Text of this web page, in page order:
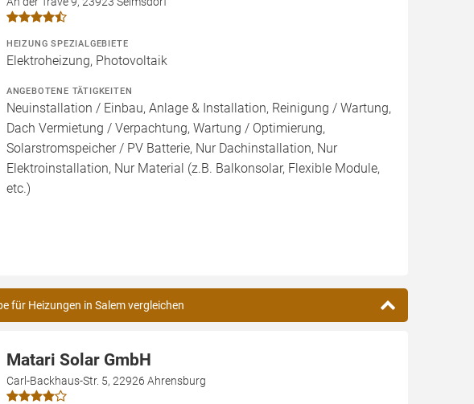
HEIZUNG SPEZIALGEBIETE
Elektroheizung, Photovoltaik
ANGEBOTENE TÄTIGKEITEN
Neuinstallation / Einbau, Anlage & Installation, Reinigung / Wartung,
Dach Vermietung / Verpachtung, Wartung / Optimierung,
Solarstromspeicher / PV Batterie, Nur Dachinstallation, Nur
Elektroinstallation, Nur Material (z.B. Balkonsolar, Flexible Module,
etc.)
für Heizungen in Salem vergleichen
Matari Solar GmbH
Carl-Backhaus-Str. 5, 22926 Ahrensburg